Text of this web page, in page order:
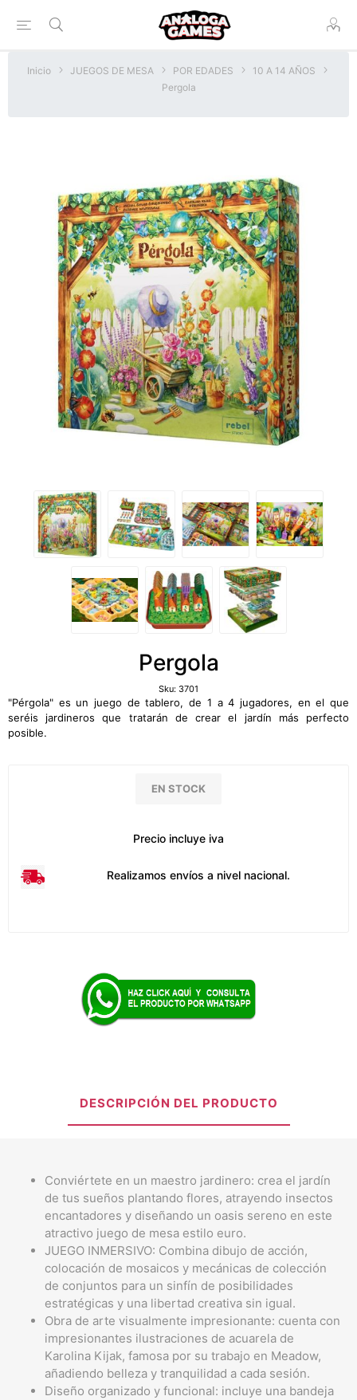
Inicio JUEGOS DE MESA POR EDADES
10 A 14 AÑOS
Pergola
Pergola
Sku: 3701
"Pérgola" es un juego de tablero, de 1 a 4 jugadores, en el que
seréis jardineros que tratarán de crear el jardín más perfecto
posible.
EN STOCK
Precio incluye iva
Realizamos envíos a nivel nacional.
DESCRIPCIÓN DEL PRODUCTO
Conviértete en un maestro jardinero: crea el jardín
de tus sueños plantando flores, atrayendo insectos
encantadores y diseñando un oasis sereno en este
atractivo juego de mesa estilo euro.
JUEGO INMERSIVO: Combina dibujo de acción,
colocación de mosaicos y mecánicas de colección
de conjuntos para un sinfín de posibilidades
estratégicas y una libertad creativa sin igual.
Obra de arte visualmente impresionante: cuenta con
impresionantes ilustraciones de acuarela de
Karolina Kijak, famosa por su trabajo en Meadow,
añadiendo belleza y tranquilidad a cada sesión.
Diseño organizado y funcional: incluye una bandeja